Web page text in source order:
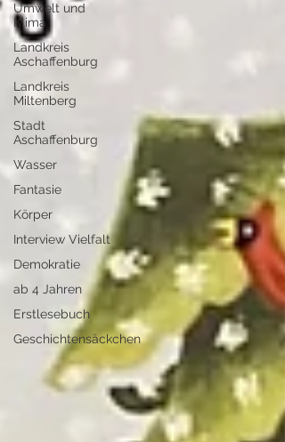
Umwelt und
Klima
Landkreis
Aschaffenburg
Landkreis
Miltenberg
Stadt
Aschaffenburg
Wasser
Fantasie
Körper
Interview Vielfalt
Demokratie
ab 4 Jahren
Erstlesebuch
Geschichtensäckchen